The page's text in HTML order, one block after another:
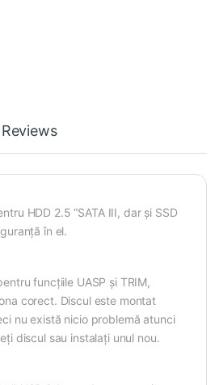
Reviews
HDD 2.5 “SATA III, dar și SSD
în el.
funcțiile UASP și TRIM,
corect. Discul este montat
nu există nicio problemă atunci
discul sau instalați unul nou.